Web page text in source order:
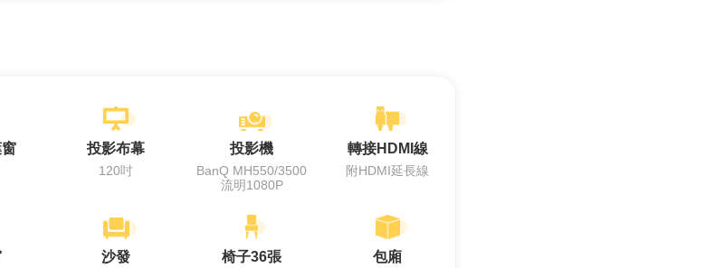
投影布幕
120吋
投影機
BanQ MH550/3500
流明1080P
轉接HDMI線
附HDMI延長線
沙發 椅子36張 包廂